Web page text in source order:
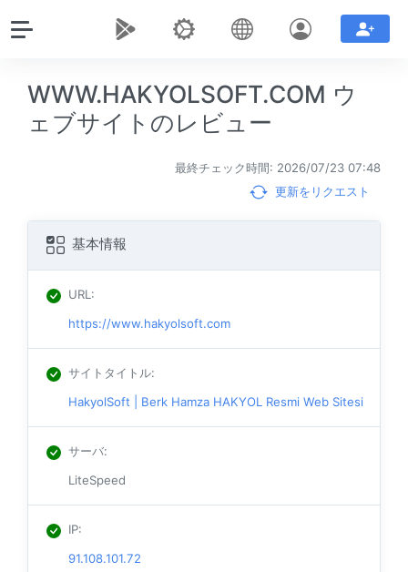
WWW.HAKYOLSOFT.COM ウ
ェブサイトのレビュー
最終チェック時間: 2026/07/23 07:48
更新をリクエスト
基本情報
URL:
https://www.hakyolsoft.com
サイトタイトル:
HakyolSoft | Berk Hamza HAKYOL Resmi Web Sitesi
サーバ:
LiteSpeed
IP:
91.108.101.72